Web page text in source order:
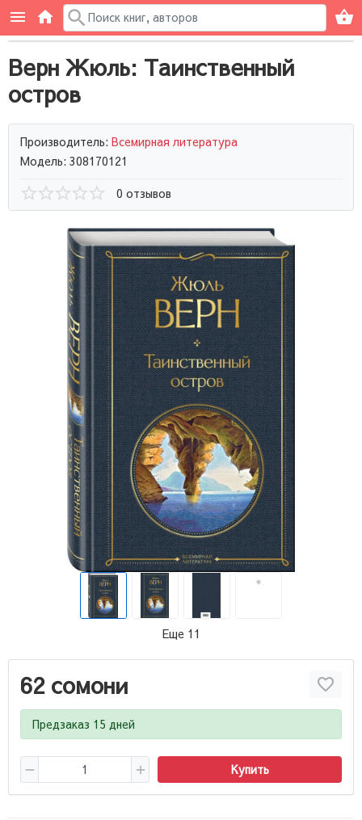
Верн Жюль: Таинственный
остров
Производитель: Всемирная литература
Модель: 308170121
0 отзывов
Еще 11
62 сомони
Предзаказ 15 дней
Купить